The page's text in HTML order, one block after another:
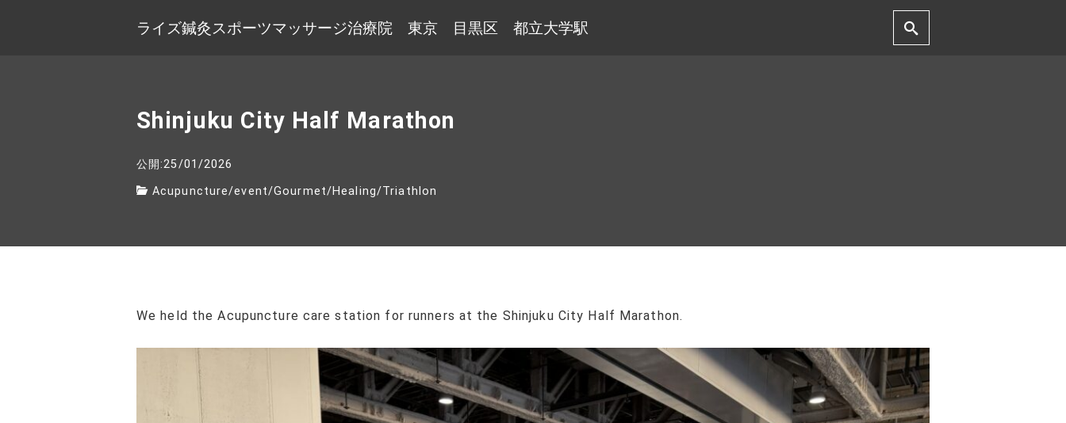
ライズ鍼灸スポーツマッサージ治療院 東京 目黒区 都立大学駅
Shinjuku City Half Marathon
公開:25/01/2026
Acupuncture/event/Gourmet/Healing/Triathlon
We held the Acupuncture care station for runners at the Shinjuku City Half Marathon.